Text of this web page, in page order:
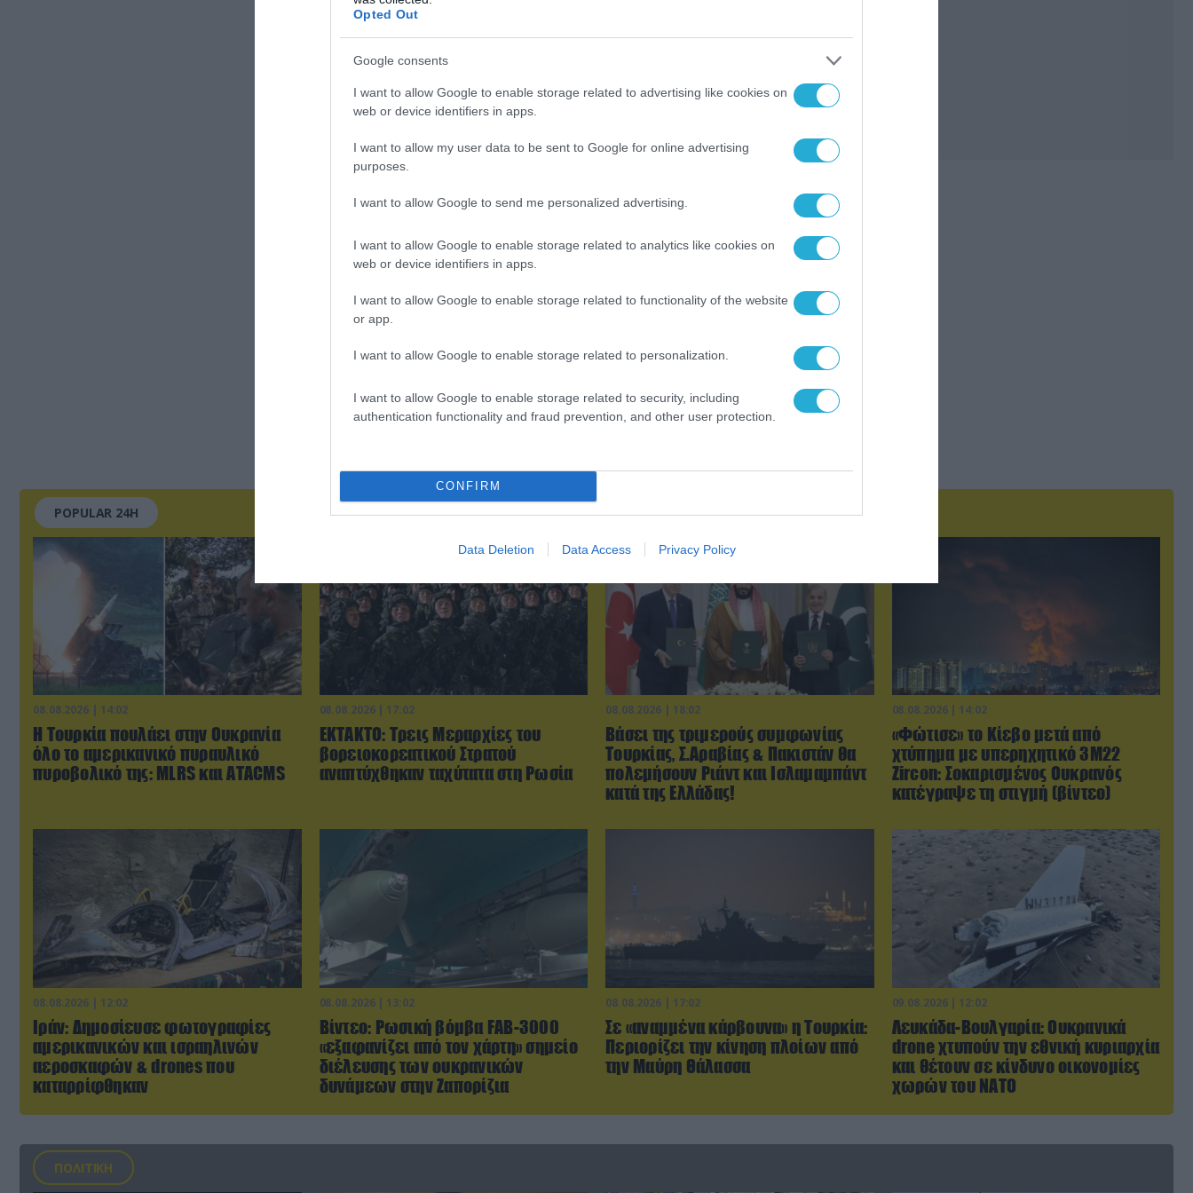
Opted Out
Google consents
I want to allow Google to enable storage related to advertising like cookies on
web or device identifiers in apps.
I want to allow my user data to be sent to Google for online advertising
purposes.
I want to allow Google to send me personalized advertising.
I want to allow Google to enable storage related to analytics like cookies on
web or device identifiers in apps.
I want to allow Google to enable storage related to functionality of the website
or app.
I want to allow Google to enable storage related to personalization.
I want to allow Google to enable storage related to security, including
authentication functionality and fraud prevention, and other user protection.
CONFIRM
Data Deletion Data Access Privacy Policy
POPULAR 24H
08.08.2026 | 14:02
Η Τουρκία πουλάει στην Ουκρανία
όλο το αμερικανικό πυραυλικό
πυροβολικό της: MLRS και ΑΤΑCMS
08.08.2026 | 17:02
ΕΚΤΑΚΤΟ: Τρεις Μεραρχίες του
βορειοκορεατικού Στρατού
αναπτύχθηκαν ταχύτατα στη Ρωσία
08.08.2026 | 18:02
Βάσει της τριμερούς συμφωνίας
Τουρκίας, Σ.Αραβίας & Πακιστάν θα
πολεμήσουν Ριάντ και Ισλαμαμπάντ
κατά της Ελλάδας!
08.08.2026 | 14:02
«Φώτισε» το Κίεβο μετά από
χτύπημα με υπερηχητικό 3M22
Zircon: Σοκαρισμένος Ουκρανός
κατέγραψε τη στιγμή (βίντεο)
08.08.2026 | 12:02
Ιράν: Δημοσίευσε φωτογραφίες
αμερικανικών και ισραηλινών
αεροσκαφών & drones που
καταρρίφθηκαν
08.08.2026 | 13:02
Βίντεο: Ρωσική βόμβα FAB-3000
«εξαφανίζει από τον χάρτη» σημείο
διέλευσης των ουκρανικών
δυνάμεων στην Ζαπορίζια
08.08.2026 | 17:02
Σε «αναμμένα κάρβουνα» η Τουρκία:
Περιορίζει την κίνηση πλοίων από
την Μαύρη Θάλασσα
09.08.2026 | 12:02
Λευκάδα-Βουλγαρία: Ουκρανικά
drone χτυπούν την εθνική κυριαρχία
και θέτουν σε κίνδυνο οικονομίες
χωρών του ΝΑΤΟ
ΠΟΛΙΤΙΚΗ